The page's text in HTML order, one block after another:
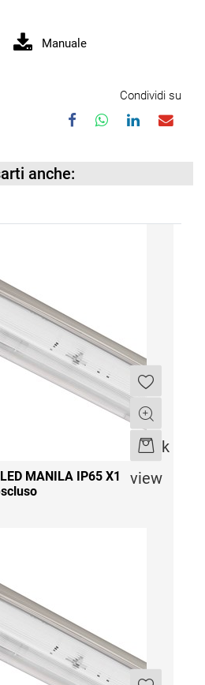
Manuale
Condividi su
anche:
Quick
view
Quantità
MANILA IP65 X1